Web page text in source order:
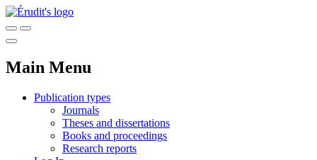
Main Menu
Publication types
Journals
Theses and dissertations
Books and proceedings
Research reports